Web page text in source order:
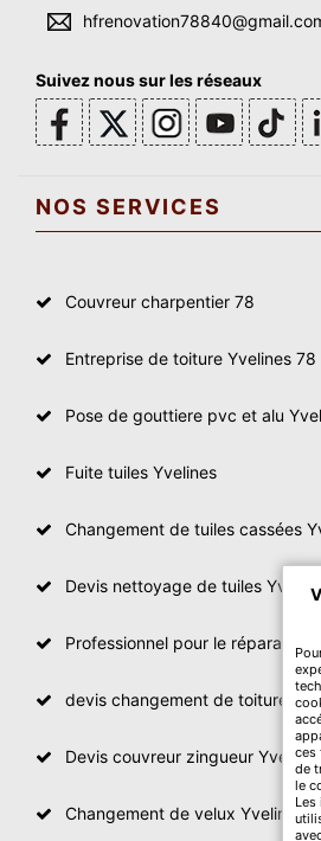
Suivez nous sur les réseaux
NOS SERVICES
Couvreur charpentier 78
Entreprise de toiture Yvelines 78
Pose de gouttiere pvc et alu
Fuite tuiles Yvelines
Changement de tuiles cassées
Devis nettoyage de tuiles Yvelines
Professionnel pour le réparation
devis changement de toiture
Devis couvreur zingueur Yvelines
Changement de velux Yvelines
ces
de
le